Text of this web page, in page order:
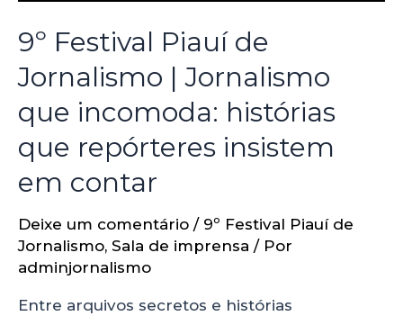
9º Festival Piauí de
Jornalismo | Jornalismo
que incomoda: histórias
que repórteres insistem
em contar
Deixe um comentário / 9º Festival Piauí de
Jornalismo, Sala de imprensa / Por
adminjornalismo
Entre arquivos secretos e histórias